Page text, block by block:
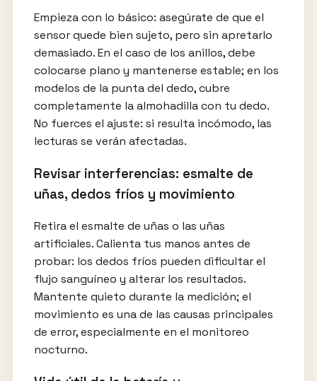
Empieza con lo básico: asegúrate de que el
sensor quede bien sujeto, pero sin apretarlo
demasiado. En el caso de los anillos, debe
colocarse plano y mantenerse estable; en los
modelos de la punta del dedo, cubre
completamente la almohadilla con tu dedo.
No fuerces el ajuste: si resulta incómodo, las
lecturas se verán afectadas.
Revisar interferencias: esmalte de
uñas, dedos fríos y movimiento
Retira el esmalte de uñas o las uñas
artificiales. Calienta tus manos antes de
probar: los dedos fríos pueden dificultar el
flujo sanguíneo y alterar los resultados.
Mantente quieto durante la medición; el
movimiento es una de las causas principales
de error, especialmente en el monitoreo
nocturno.